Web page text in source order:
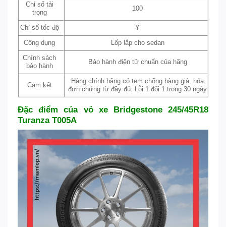
Chỉ số tải
trọng
100
Chỉ số tốc độ Y
Công dụng Lốp lắp cho sedan
Chính sách
bảo hành
Bảo hành điện tử chuẩn của hãng
Cam kết
Hàng chính hãng có tem chống hàng giả, hóa
đơn chứng từ đầy đủ. Lỗi 1 đổi 1 trong 30 ngày
Đặc điểm của vỏ xe Bridgestone 245/45R18
Turanza T005A